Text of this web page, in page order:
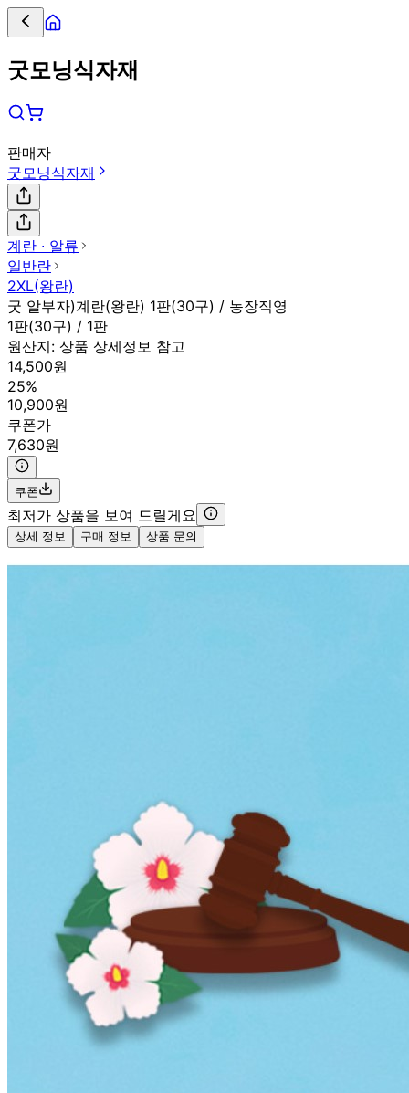
굿모닝식자재
판매자
굿모닝식자재
계란 ∙ 알류
일반란
2XL(왕란)
굿 알부자)계란(왕란) 1판(30구) / 농장직영
1판(30구) / 1판
원산지: 상품 상세정보 참고
14,500원
25%
10,900원
쿠폰가
7,630원
쿠폰
최저가 상품을 보여 드릴게요
상세 정보 구매 정보 상품 문의